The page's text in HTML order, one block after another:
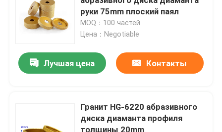
руки 75mm плоский паял
MOQ：100 частей
Цена：Negotiable
Лучшая цена Контакты
Гранит HG-6220 абразивного
диска диаманта профиля
толщины 20mm